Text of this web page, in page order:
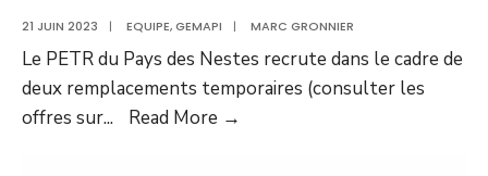
21 JUIN 2023 | EQUIPE,GEMAPI | MARC GRONNIER
Le PETR du Pays des Nestes recrute dans le cadre de
deux remplacements temporaires (consulter les
offres sur... Read More →